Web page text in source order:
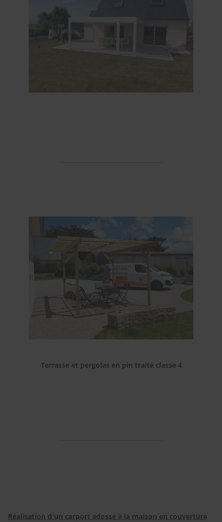
Terrasse et pergolas en pin traité classe 4
Réalisation d'un carport adossé à la maison en couverture